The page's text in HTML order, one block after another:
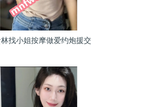
找小姐按摩做爱约炮援交